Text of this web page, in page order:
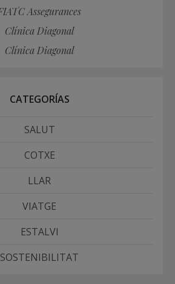
Assegurances
Clínica Diagonal
Clínica Diagonal
CATEGORÍAS
SALUT
COTXE
LLAR
VIATGE
ESTALVI
SOSTENIBILITAT